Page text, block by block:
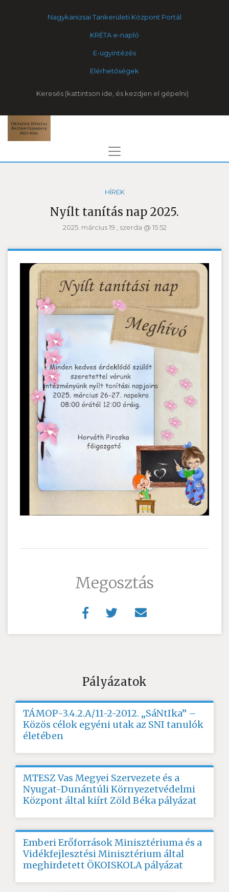
Nagykanizsai Tankerületi Központ Portál
KRÉTA e-napló
E-ügyintézés
Elérhetőségek
Keresés
HÍREK
Nyílt tanítás nap 2025.
2025. március 19., szerda @ 15:52
Megosztás
Pályázatok
TÁMOP-3.4.2.A/11-2-2012. „SáNtIka” –
Közös célok egyéni utak az SNI tanulók
életében
MTESZ Vas Megyei Szervezete és a
Nyugat-Dunántúli Környezetvédelmi
Központ által kiírt Zöld Béka pályázat
Emberi Erőforrások Minisztériuma és a
Vidékfejlesztési Minisztérium által
meghirdetett ÖKOISKOLA pályázat